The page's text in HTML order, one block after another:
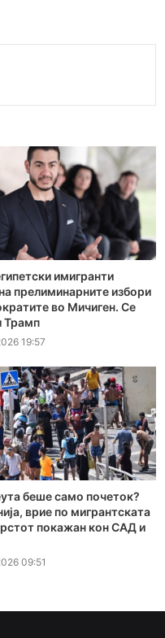
имигранти
прелиминарните избори
во Мичиген. Се
Трамп
19:57
беше само почеток?
врие по мигрантската
покажан кон САД и
09:51